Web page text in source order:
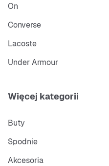
On
Converse
Lacoste
Under Armour
Więcej kategorii
Buty
Spodnie
Akcesoria